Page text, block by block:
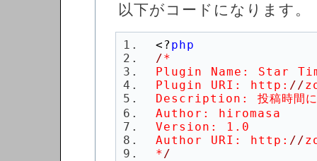
以下がコードになります。
<? php
/
Plugin URI: http: //
Author URI: http: //
*